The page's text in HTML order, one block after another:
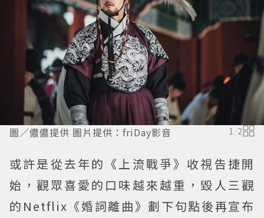
圖／儂儂提供 圖片提供：friDay影音 1/2
或許是從去年的《上流戰爭》收視告捷開
始，觀眾喜愛的口味越來越重，毀人三觀
的Netflix《婚詞離曲》劃下句點後再宣布